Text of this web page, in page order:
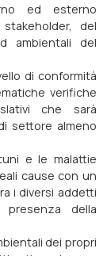
ed esterno
del
ambientali del
di conformità
verifiche
che sarà
settore almeno
e le malattie
cause con un
i diversi addetti
della
dei propri